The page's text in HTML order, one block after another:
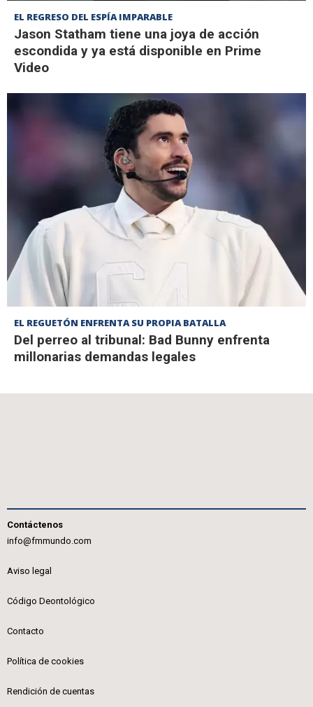
EL REGRESO DEL ESPÍA IMPARABLE
Jason Statham tiene una joya de acción
escondida y ya está disponible en Prime
Video
EL REGUETÓN ENFRENTA SU PROPIA BATALLA
Del perreo al tribunal: Bad Bunny enfrenta
millonarias demandas legales
Contáctenos
info@fmmundo.com
Aviso legal
Código Deontológico
Contacto
Política de cookies
Rendición de cuentas